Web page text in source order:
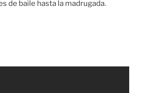
de baile hasta la madrugada.